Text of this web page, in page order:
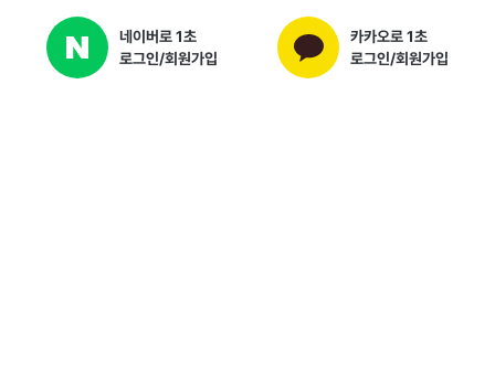
네이버로 1초
로그인/회원가입
카카오로 1초
로그인/회원가입